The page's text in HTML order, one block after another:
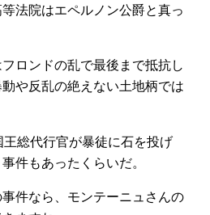
法院はエペルノン公爵と真っ
ロンドの乱で最後まで抵抗し
や反乱の絶えない土地柄では
王総代行官が暴徒に石を投げ
件もあったくらいだ。
件なら、モンテーニュさんの